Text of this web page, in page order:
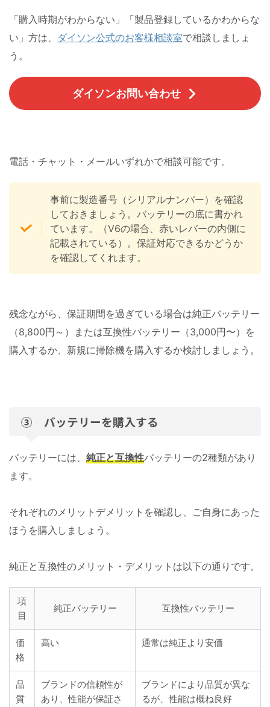
「購入時期がわからない」「製品登録しているかわからな
い」方は、 ダイソン公式のお客様相談室で相談しましょ
う。
ダイソンお問い合わせ
電話・チャット・メールいずれかで相談可能です。
事前に製造番号（シリアルナンバー）を確認
しておきましょう。バッテリーの底に書かれ
ています。（V6の場合、赤いレバーの内側に
記載されている）。保証対応できるかどうか
を確認してくれます。
残念ながら、保証期間を過ぎている場合は純正バッテリー
（8,800円～）または互換性バッテリー（3,000円〜）を
購入するか、新規に掃除機を購入するか検討しましょう。
③ バッテリーを購入する
バッテリーには、 純正と互換性バッテリーの2種類があり
ます。
それぞれのメリットデメリットを確認し、ご自身にあった
ほうを購入しましょう。
純正と互換性のメリット・デメリットは以下の通りです。
項
目
純正バッテリー 互換性バッテリー
価
格
高い 通常は純正より安価
品
質
ブランドの信頼性が
あり、性能が保証さ
ブランドにより品質が異な
るが、性能は概ね良好